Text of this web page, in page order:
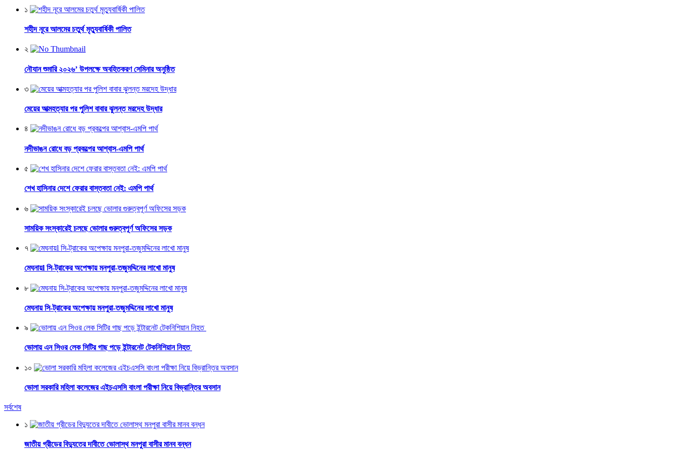
১
শহীদ নূরে আলমের চতুর্থ মৃত্যুবার্ষিকী পালিত
২
নৌযান শুমারি ২০২৬’ উপলক্ষে অবহিতকরণ সেমিনার অনুষ্ঠিত
৩
মেয়ের আত্মহত্যার পর পুলিশ বাবার ঝুলন্ত মরদেহ উদ্ধার
৪
নদীভাঙন রোধে বড় প্রকল্পের আশ্বাস-এমপি পার্থ
৫
শেখ হাসিনার দেশে ফেরার বাস্তবতা নেই: এমপি পার্থ
৬
সাময়িক সংস্কারেই চলছে ভোলার গুরুত্বপূর্ণ অফিসের সড়ক
৭
মেঘনায়l সি-ট্রাকের অপেক্ষায় মনপুরা-তজুমদ্দিনের লাখো মানুষ
৮
মেঘনায় সি-ট্রাকের অপেক্ষায় মনপুরা-তজুমদ্দিনের লাখো মানুষ
৯
ভোলায় এন সিওর লেক সিটির গাছ পড়ে ইন্টারনেট টেকনিশিয়ান নিহত
১০
ভোলা সরকারি মহিলা কলেজের এইচএসসি বাংলা পরীক্ষা নিয়ে বিভ্রান্তির অবসান
সর্বশেষ
১
জাতীয় গ্রীডের বিদ্যুতের দাবীতে ভোলাস্থ মনপুরা বাসীর মানব বন্ধন